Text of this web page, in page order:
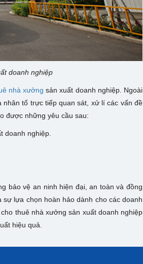
doanh nghiệp
nhà xưởng sản xuất doanh nghiệp. Ngoài
tố trực tiếp quan sát, xử lí các vấn đề
được những yêu cầu sau:
doanh nghiệp.
bảo vệ an ninh hiện đại, an toàn và đồng
sự lựa chọn hoàn hảo dành cho các doanh
thuê nhà xưởng sản xuất doanh nghiệp
hiệu quả.